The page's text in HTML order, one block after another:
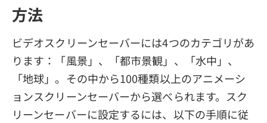
方法
ビデオスクリーンセーバーには4つのカテゴリがあ
ります：「風景」、「都市景観」、「水中」、
「地球」。その中から100種類以上のアニメーシ
ョンスクリーンセーバーから選べられます。スク
リーンセーバーに設定するには、以下の手順に従